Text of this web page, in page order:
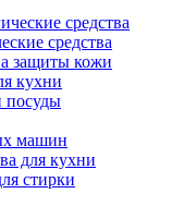
средства
защиты кожи
кухни
посуды
машин
для кухни
стирки